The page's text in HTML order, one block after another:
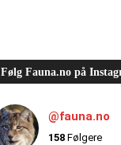
Følg Fauna.no på
@fauna.no
158 Følgere